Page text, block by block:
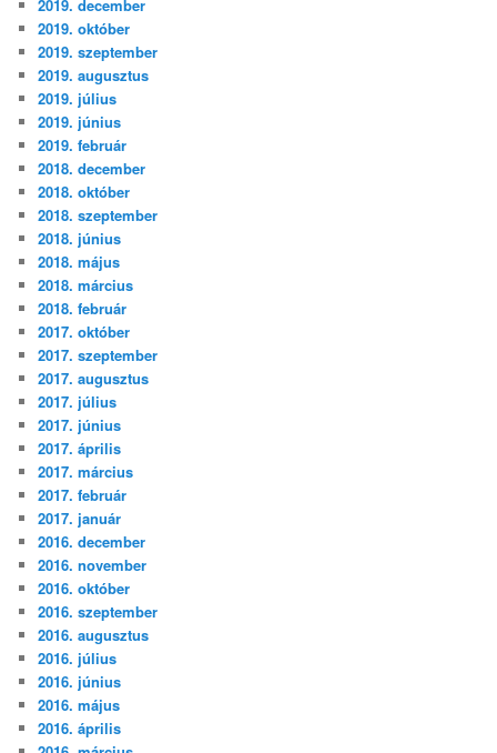
2019. december
2019. október
2019. szeptember
2019. augusztus
2019. július
2019. június
2019. február
2018. december
2018. október
2018. szeptember
2018. június
2018. május
2018. március
2018. február
2017. október
2017. szeptember
2017. augusztus
2017. július
2017. június
2017. április
2017. március
2017. február
2017. január
2016. december
2016. november
2016. október
2016. szeptember
2016. augusztus
2016. július
2016. június
2016. május
2016. április